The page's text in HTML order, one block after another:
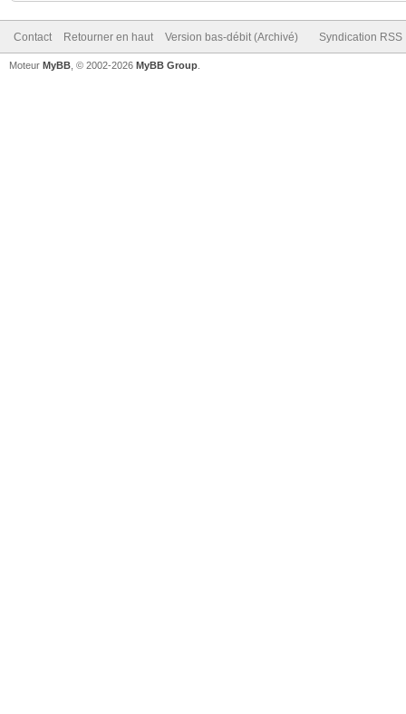
Contact Retourner en haut Version bas-débit (Archivé) Syndication RSS
Moteur MyBB , © 2002-2026 MyBB Group